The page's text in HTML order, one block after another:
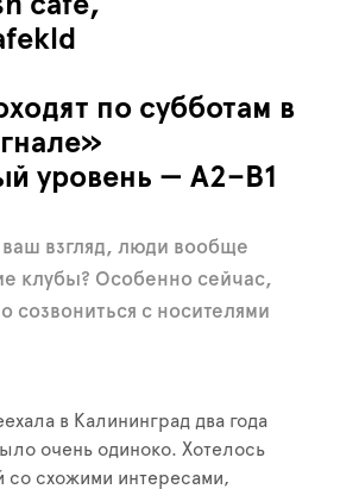
по субботам в
уровень — А2–В1
взгляд, люди вообще
клубы? Особенно сейчас,
созвониться с носителями
в Калининград два года
очень одиноко. Хотелось
со схожими интересами,